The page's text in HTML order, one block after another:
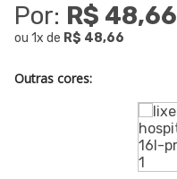
Por: R$ 48,66
ou 1x de R$ 48,66
Outras cores: